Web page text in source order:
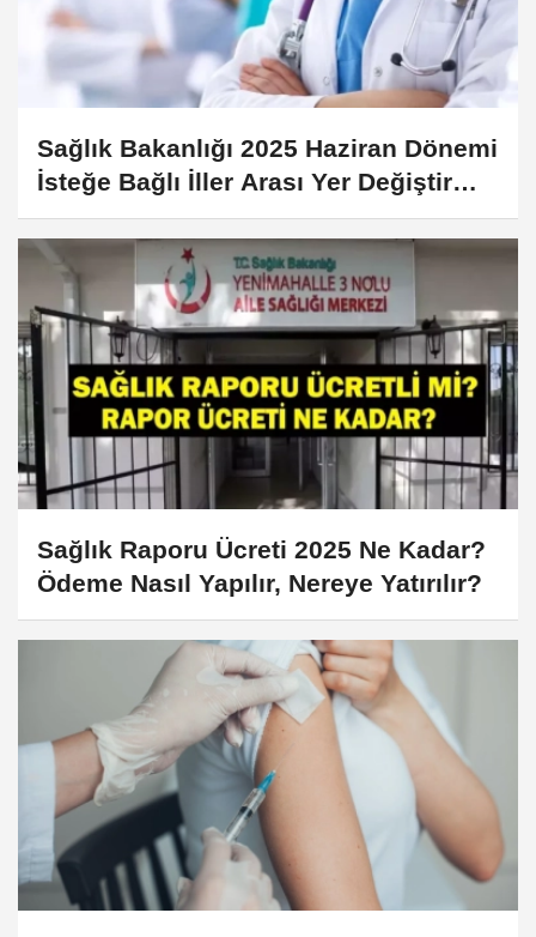
Sağlık Bakanlığı 2025 Haziran Dönemi
İsteğe Bağlı İller Arası Yer Değiştirme
Kurası Başladı!
Sağlık Raporu Ücreti 2025 Ne Kadar?
Ödeme Nasıl Yapılır, Nereye Yatırılır?